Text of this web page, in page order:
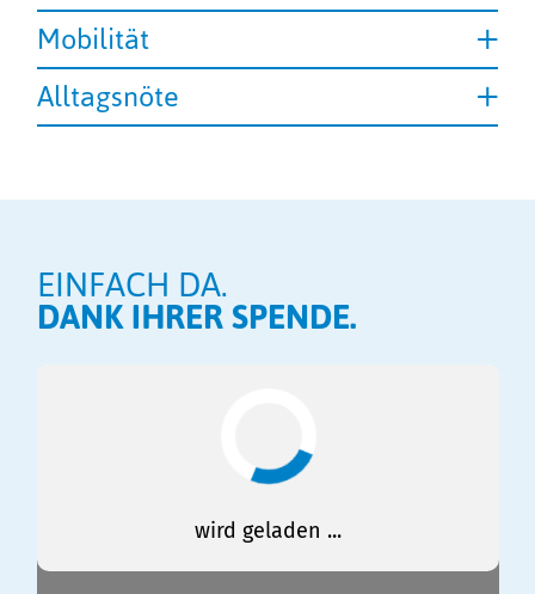
Mobilität
Alltagsnöte
EINFACH DA.
DANK IHRER SPENDE.